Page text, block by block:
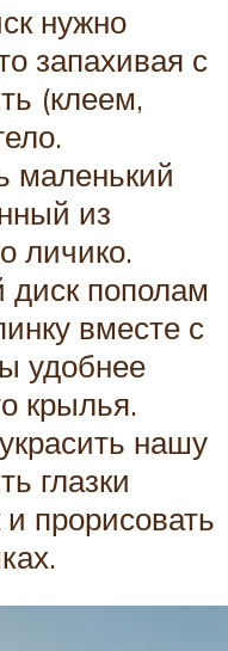
нужно
запахивая с
(клеем,
маленький
из
личико.
диск пополам
вместе с
удобнее
крылья.
нашу
глазки
прорисовать